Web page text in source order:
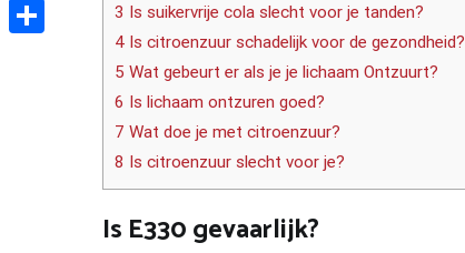
3 Is suikervrije cola slecht voor je tanden?
4 Is citroenzuur schadelijk voor de gezondheid?
5 Wat gebeurt er als je je lichaam Ontzuurt?
6 Is lichaam ontzuren goed?
7 Wat doe je met citroenzuur?
8 Is citroenzuur slecht voor je?
Is E330 gevaarlijk?
Telegram